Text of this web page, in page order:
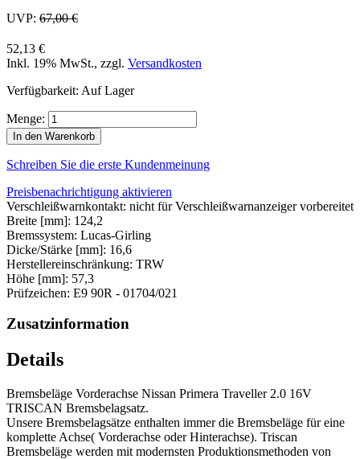
UVP: 67,00 €
52,13 €
Inkl. 19% MwSt., zzgl. Versandkosten
Verfügbarkeit: Auf Lager
Menge:
In den Warenkorb
Schreiben Sie die erste Kundenmeinung
Preisbenachrichtigung aktivieren
Verschleißwarnkontakt: nicht für Verschleißwarnanzeiger vorbereitet
Breite [mm]: 124,2
Bremssystem: Lucas-Girling
Dicke/Stärke [mm]: 16,6
Herstellereinschränkung: TRW
Höhe [mm]: 57,3
Prüfzeichen: E9 90R - 01704/021
Zusatzinformation
Details
Bremsbeläge Vorderachse Nissan Primera Traveller 2.0 16V
TRISCAN Bremsbelagsatz.
Unsere Bremsbelagsätze enthalten immer die Bremsbeläge für eine
komplette Achse( Vorderachse oder Hinterachse). Triscan
Bremsbeläge werden mit modernsten Produktionsmethoden von